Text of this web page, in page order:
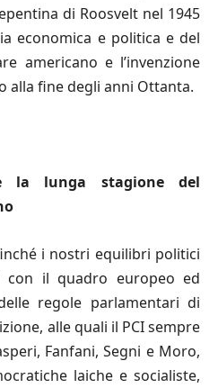
di Roosvelt nel 1945
economica e politica e del
americano e l’invenzione
alla fine degli anni Ottanta.
la lunga stagione del
i nostri equilibri politici
con il quadro europeo ed
regole parlamentari di
alle quali il PCI sempre
Fanfani, Segni e Moro,
laiche e socialiste,